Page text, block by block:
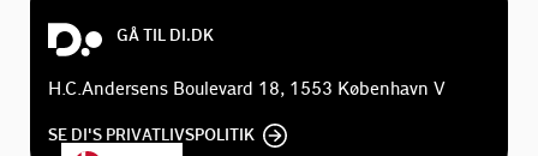
GÅ TIL DI.DK
H.C.Andersens Boulevard 18, 1553 København V
SE DI'S PRIVATLIVSPOLITIK